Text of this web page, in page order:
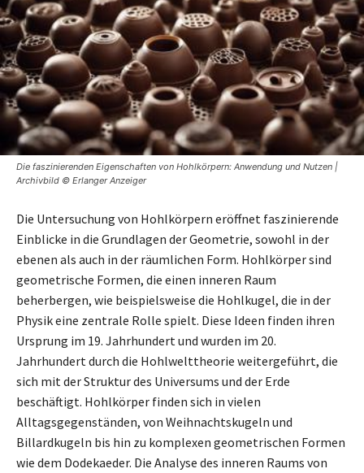
Die faszinierenden Eigenschaften von Hohlkörpern: Anwendung und Nutzen |
Archivbild © Erlanger Anzeiger
Die Untersuchung von Hohlkörpern eröffnet faszinierende
Einblicke in die Grundlagen der Geometrie, sowohl in der
ebenen als auch in der räumlichen Form. Hohlkörper sind
geometrische Formen, die einen inneren Raum
beherbergen, wie beispielsweise die Hohlkugel, die in der
Physik eine zentrale Rolle spielt. Diese Ideen finden ihren
Ursprung im 19. Jahrhundert und wurden im 20.
Jahrhundert durch die Hohlwelttheorie weitergeführt, die
sich mit der Struktur des Universums und der Erde
beschäftigt. Hohlkörper finden sich in vielen
Alltagsgegenständen, von Weihnachtskugeln und
Billardkugeln bis hin zu komplexen geometrischen Formen
wie dem Dodekaeder. Die Analyse des inneren Raums von